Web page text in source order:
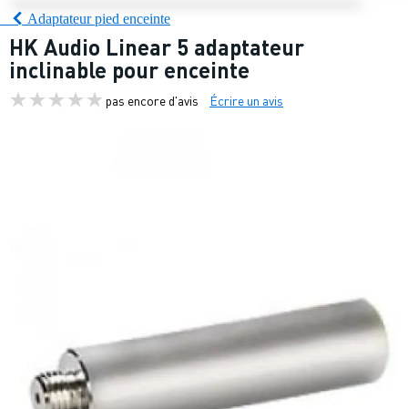
Adaptateur pied enceinte
HK Audio Linear 5 adaptateur
inclinable pour enceinte
pas encore d'avis Écrire un avis